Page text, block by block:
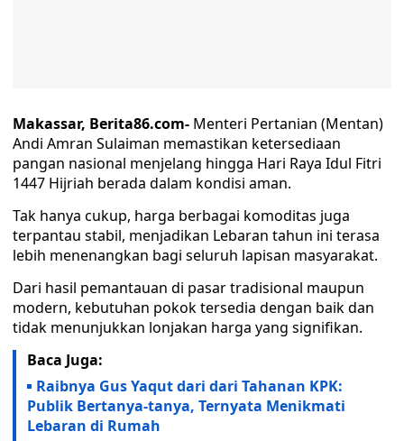
Makassar, Berita86.com- Menteri Pertanian (Mentan)
Andi Amran Sulaiman memastikan ketersediaan
pangan nasional menjelang hingga Hari Raya Idul Fitri
1447 Hijriah berada dalam kondisi aman.
Tak hanya cukup, harga berbagai komoditas juga
terpantau stabil, menjadikan Lebaran tahun ini terasa
lebih menenangkan bagi seluruh lapisan masyarakat.
Dari hasil pemantauan di pasar tradisional maupun
modern, kebutuhan pokok tersedia dengan baik dan
tidak menunjukkan lonjakan harga yang signifikan.
Baca Juga:
Raibnya Gus Yaqut dari dari Tahanan KPK:
Publik Bertanya-tanya, Ternyata Menikmati
Lebaran di Rumah